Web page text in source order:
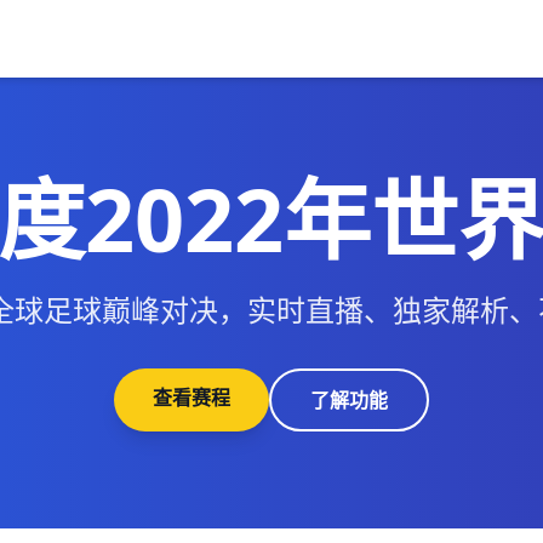
2022年世
球足球巅峰对决，实时直播、独家解析
查看赛程 了解功能